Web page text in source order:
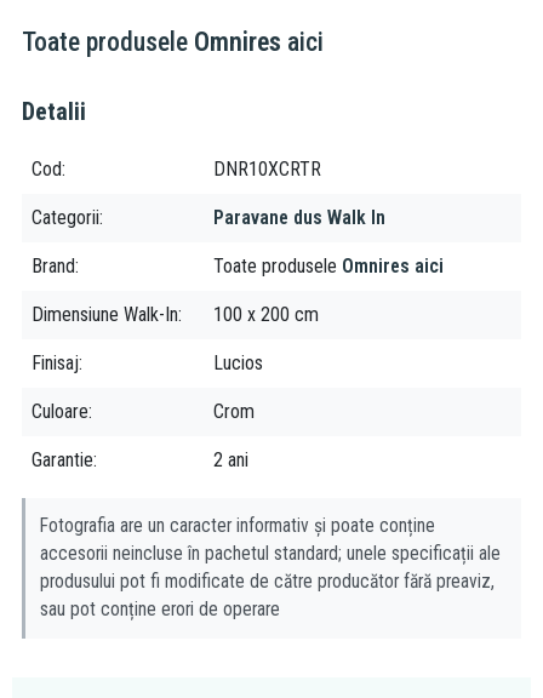
înălțime: 200 cm
profile din aluminiu, reglarea profilului: -1/+0 cm
brațul de susținere cromat poate fi scurtat la lungimea dorită
Toate produsele Omnires aici
Detalii
Cod DNR10XCRTR
Categorii Paravane dus Walk In
Brand Toate produsele Omnires aici
Dimensiune Walk-In 100 x 200 cm
Finisaj Lucios
Culoare Crom
Garantie 2 ani
Fotografia are un caracter informativ și poate conține
accesorii neincluse în pachetul standard; unele specificații ale
produsului pot fi modificate de către producător fără preaviz,
sau pot conține erori de operare